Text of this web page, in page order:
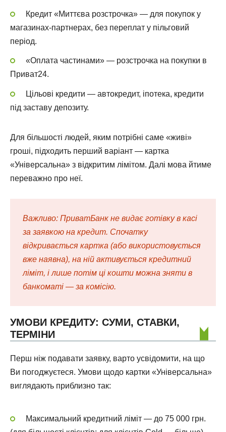
Кредит «Миттєва розстрочка» — для покупок у
магазинах-партнерах, без переплат у пільговий
період.
«Оплата частинами» — розстрочка на покупки в
Приват24.
Цільові кредити — автокредит, іпотека, кредити
під заставу депозиту.
Для більшості людей, яким потрібні саме «живі»
гроші, підходить перший варіант — картка
«Універсальна» з відкритим лімітом. Далі мова йтиме
переважно про неї.
Важливо: ПриватБанк не видає готівку в касі
за заявкою на кредит. Спочатку
відкривається картка (або використовується
вже наявна), на ній активується кредитний
ліміт, і лише потім ці кошти можна зняти в
банкоматі — за комісію.
УМОВИ КРЕДИТУ: СУМИ, СТАВКИ,
ТЕРМІНИ
Перш ніж подавати заявку, варто усвідомити, на що
Ви погоджуєтеся. Умови щодо картки «Універсальна»
виглядають приблизно так:
Максимальний кредитний ліміт — до 75 000 грн.